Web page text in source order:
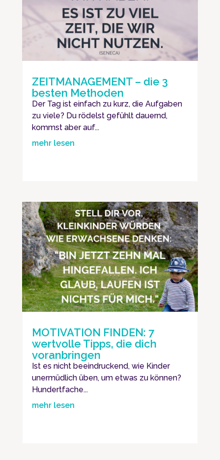
ZEITMANAGEMENT – die 3
besten Methoden
Der Tag ist einfach zu kurz, die Aufgaben
zu viele? Du rödelst gefühlt dauernd,
kommst aber auf...
mehr lesen
MOTIVATION FINDEN: 7
wertvolle Tipps, die dich
voranbringen
Ist es nicht beeindruckend, wie Kinder
unermüdlich üben, um etwas zu können?
Hundertfache...
mehr lesen